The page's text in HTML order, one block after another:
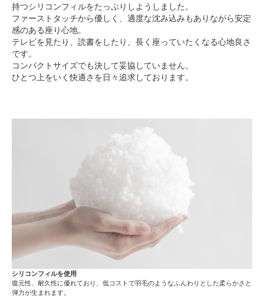
持つシリコンフィルをたっぷりしようしました。
ファーストタッチから優しく、適度な沈み込みもありながら安定
感のある座り心地。
テレビを見たり、読書をしたり、長く座っていたくなる心地良さ
です。
コンパクトサイズでも決して妥協していません。
ひとつ上をいく快適さを日々追求しております。
シリコンフィルを使用
復元性、耐久性に優れており、低コストで羽毛のようなふんわりとした柔らかさと
弾力が生まれます。